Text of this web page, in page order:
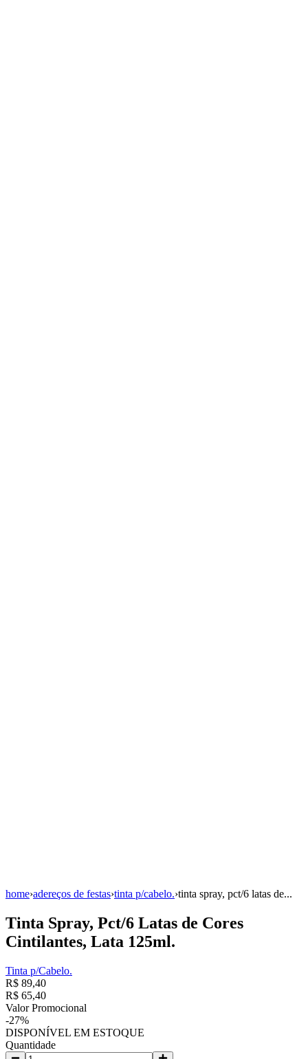
home›adereços de festas›tinta p/cabelo.›tinta spray, pct/6 latas de...
Tinta Spray, Pct/6 Latas de Cores
Cintilantes, Lata 125ml.
Tinta p/Cabelo.
R$ 89,40
R$ 65,40
Valor Promocional
-27%
DISPONÍVEL EM ESTOQUE
Quantidade